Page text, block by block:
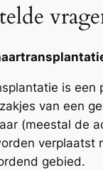
is een
van een
(meestal de
verplaatst
gebied.